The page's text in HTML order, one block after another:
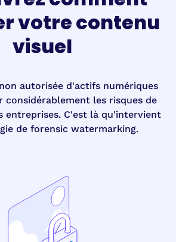
votre contenu
visuel
autorisée d'actifs numériques
considérablement les risques de
entreprises. C'est là qu'intervient
de forensic watermarking.